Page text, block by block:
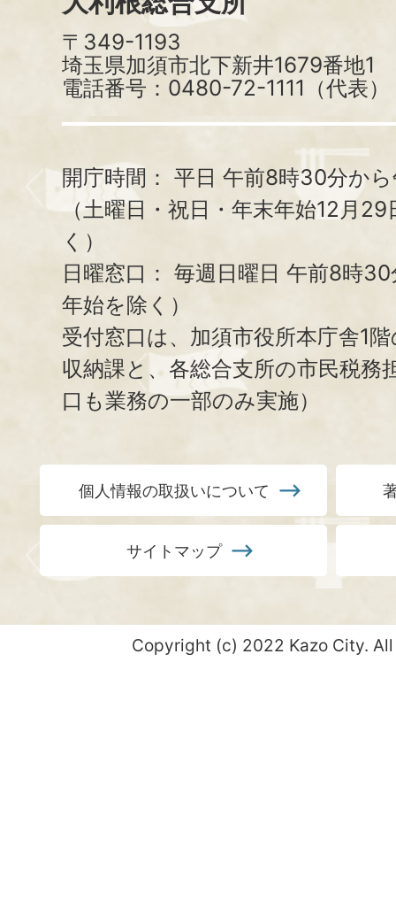
〒349-1193
埼玉県加須市北下新井1679番地1
電話番号：0480-72-1111（代表）
開庁時間： 平日 午前8時30分か
（土曜日・祝日・年末年始12月
く）
日曜窓口： 毎週日曜日 午前8時
年始を除く）
受付窓口は、加須市役所本庁舎1
収納課と、 各総合支所の市民税務
口も業務の一部のみ実施）
個人情報の取扱いについて
サイトマップ
Copyright (c) 2022 Kazo City.